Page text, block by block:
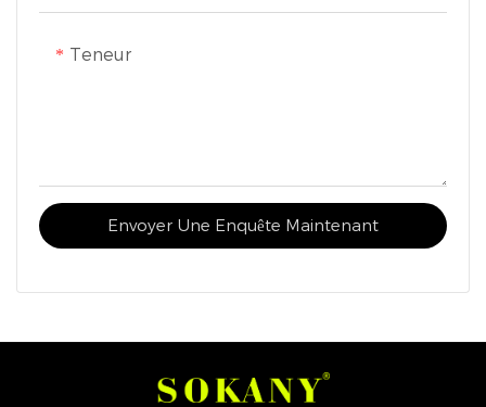
Teneur
Envoyer Une Enquête Maintenant